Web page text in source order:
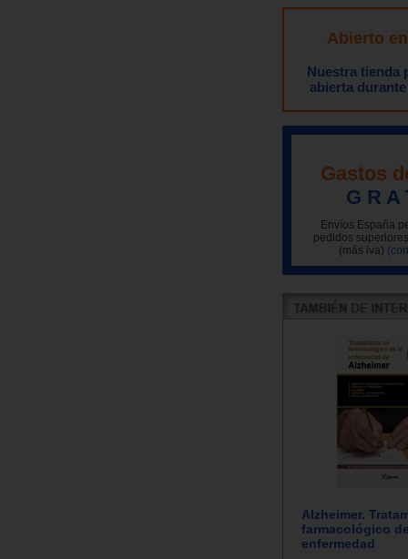
Abierto
Nuestra tienda
abierta
Gastos
G R A
Envíos España
pedidos
(más iva)
Alzheimer.
farmacológico
enfermedad